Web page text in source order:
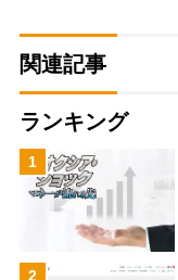
関連記事
ランキング
1
2